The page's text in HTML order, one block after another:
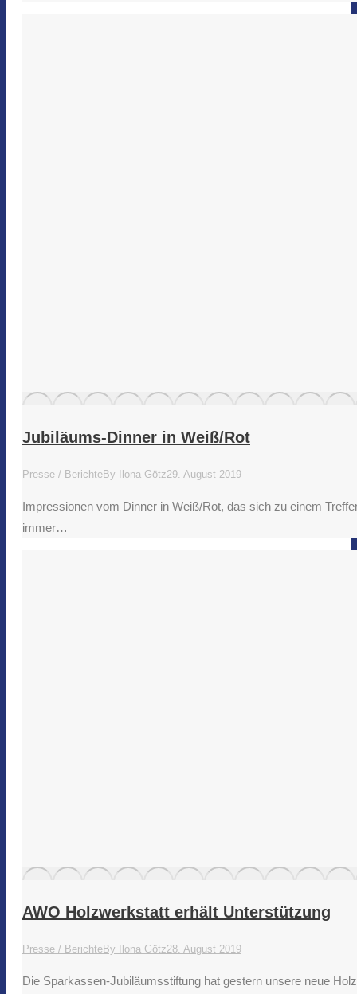
Jubiläums-Dinner in Weiß/Rot
Presse / BerichteBy Ilona Götz29. August 2019
Impressionen vom Dinner in Weiß/Rot, das sich zu einem
immer…
AWO Holzwerkstatt erhält Unterstützung
Presse / BerichteBy Ilona Götz28. August 2019
Die Sparkassen-Jubiläumsstiftung hat gestern unsere neue